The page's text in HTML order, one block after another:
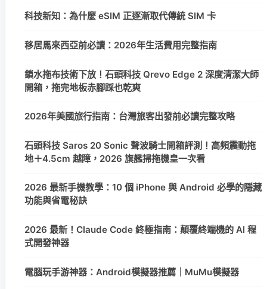
科技新知：為什麼 eSIM 正逐漸取代傳統 SIM 卡
移居馬來西亞前必讀：2026年生活費用完整指南
鎖水拖布技術下放！石頭科技 Qrevo Edge 2 深度清潔大師
開箱，拖完地板赤腳踩也乾爽
2026年美國旅行指南：台灣旅客出發前必讀完整攻略
石頭科技 Saros 20 Sonic 聲波騎士開箱評測！高頻震動拖
地＋4.5cm 越障，2026 旗艦掃拖機皇一次看
2026 最新手機教學：10 個 iPhone 與 Android 必學的隱藏
功能與省電秘訣
2026 最新！Claude Code 終極指南：顛覆終端機的 AI 程
式開發神器
電腦玩手游神器：Android模擬器推薦｜MuMu模擬器